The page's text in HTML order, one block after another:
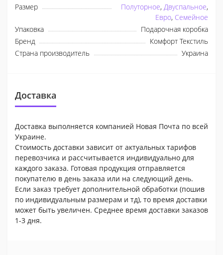
Размер
Полуторное, Двуспальное,
Евро, Семейное
Упаковка
Подарочная коробка
Бренд
Комфорт Текстиль
Страна производитель
Украина
Доставка
Доставка выполняется компанией Новая Почта по всей
Украине.
Стоимость доставки зависит от актуальных тарифов
перевозчика и рассчитывается индивидуально для
каждого заказа. Готовая продукция отправляется
покупателю в день заказа или на следующий день.
Если заказ требует дополнительной обработки (пошив
по индивидуальным размерам и тд), то время доставки
может быть увеличен. Среднее время доставки заказов
1-3 дня.